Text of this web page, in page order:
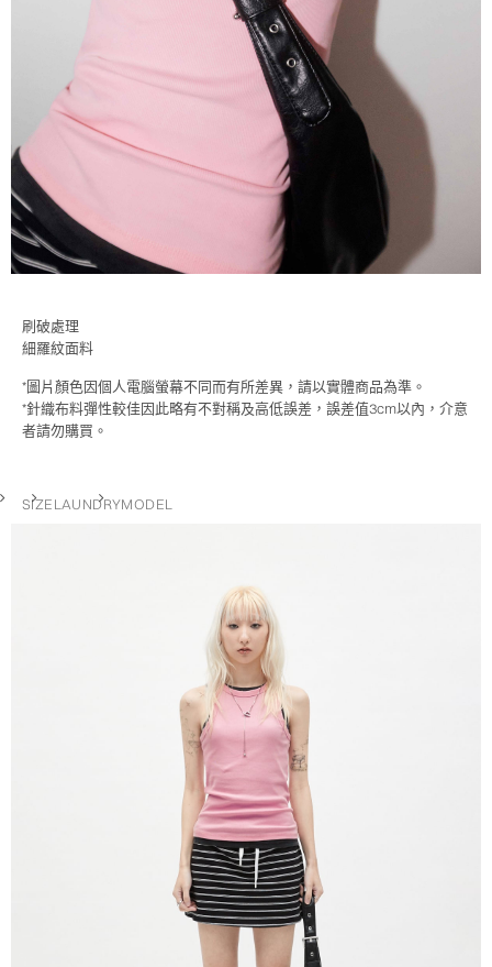
刷破處理
細羅紋面料
*圖片顏色因個人電腦螢幕不同而有所差異，請以實體商品為準。
*針織布料彈性較佳因此略有不對稱及高低誤差，誤差值3cm以內，介意
者請勿購買。
SIZELAUNDRYMODEL